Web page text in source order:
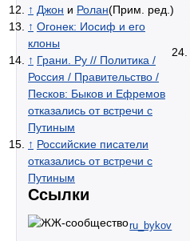
↑ Джон и Ролан(Прим. ред.)
↑ Огонек: Иосиф и его
клоны
↑ Грани. Ру // Политика /
Россия / Правительство /
Песков: Быков и Ефремов
отказались от встречи с
Путиным
↑ Российские писатели
отказались от встречи с
Путиным
Ссылки
ru_bykov